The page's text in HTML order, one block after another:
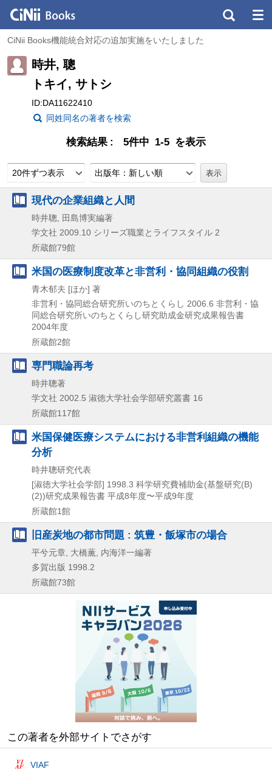
CiNii Books機能統合対応の追加実施をいたしました
時井, 聰
トキイ, サトシ
ID:DA11622410
同姓同名の著者を検索
検索結果 5件中 1-5 を表示
20件ずつ表示 出版年：新しい順
現代の企業組織と人間
時井聰, 田島博実編著
学文社 2009.10 シリーズ職業とライフスタイル 2
所蔵館79館
米国の医療制度改革と非営利・協同組織の役割
青木郁夫 [ほか] 著
非営利・協同総合研究所いのちとくらし 2006.6 非営利・協
同総合研究所いのちとくらし研究助成金研究成果報告書
2004年度
所蔵館2館
専門職論再考
時井聰著
学文社 2002.5 淑徳大学社会学部研究叢書 16
所蔵館117館
米国保健医療システムにおける非営利組織の機能
分析
時井聰研究代表
[淑徳大学社会学部] 1998.3 科学研究費補助金(基盤研究(B)
(2))研究成果報告書 平成8年度〜平成9年度
所蔵館1館
旧産炭地の都市問題 : 筑豊・飯塚市の場合
平兮元章, 大橋薫, 内海洋一編著
多賀出版 1998.2
所蔵館73館
この著者を外部サイトでさがす
VIAF